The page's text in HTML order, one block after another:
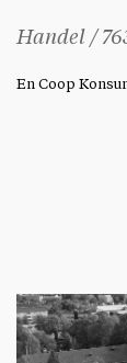
Handel /
En Coop